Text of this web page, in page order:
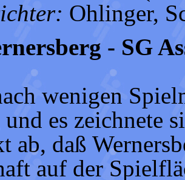
Ohlinger,
- SG
wenigen
es zeichnete
ab, daß
auf der